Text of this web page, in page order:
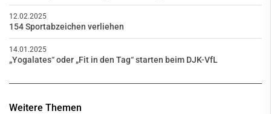
12.02.2025
154 Sportabzeichen verliehen
14.01.2025
„Yogalates“ oder „Fit in den Tag“ starten beim DJK-VfL
Weitere Themen